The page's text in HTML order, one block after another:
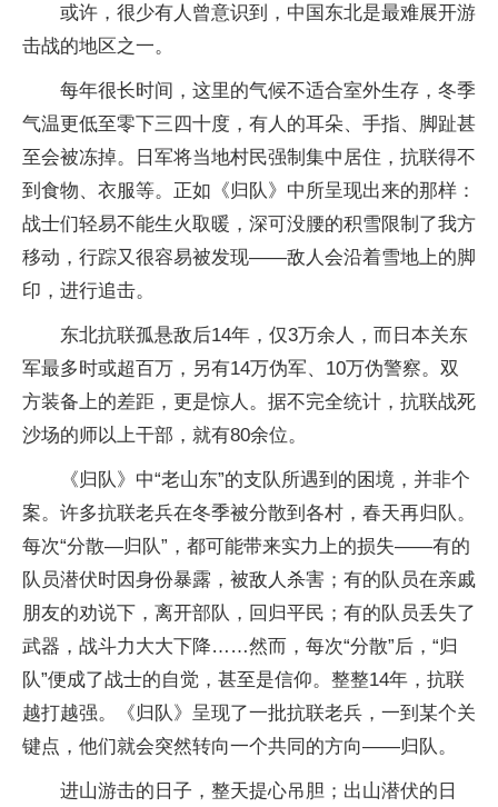
或许，很少有人曾意识到，中国东北是最难展开游
击战的地区之一。
每年很长时间，这里的气候不适合室外生存，冬季
气温更低至零下三四十度，有人的耳朵、手指、脚趾甚
至会被冻掉。日军将当地村民强制集中居住，抗联得不
到食物、衣服等。正如《归队》中所呈现出来的那样：
战士们轻易不能生火取暖，深可没腰的积雪限制了我方
移动，行踪又很容易被发现——敌人会沿着雪地上的脚
印，进行追击。
东北抗联孤悬敌后14年，仅3万余人，而日本关东
军最多时或超百万，另有14万伪军、10万伪警察。双
方装备上的差距，更是惊人。据不完全统计，抗联战死
沙场的师以上干部，就有80余位。
《归队》中“老山东”的支队所遇到的困境，并非个
案。许多抗联老兵在冬季被分散到各村，春天再归队。
每次“分散—归队”，都可能带来实力上的损失——有的
队员潜伏时因身份暴露，被敌人杀害；有的队员在亲戚
朋友的劝说下，离开部队，回归平民；有的队员丢失了
武器，战斗力大大下降……然而，每次“分散”后，“归
队”便成了战士的自觉，甚至是信仰。整整14年，抗联
越打越强。《归队》呈现了一批抗联老兵，一到某个关
键点，他们就会突然转向一个共同的方向——归队。
进山游击的日子，整天提心吊胆；出山潜伏的日